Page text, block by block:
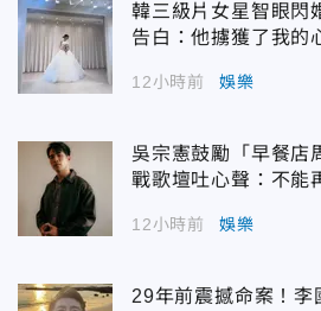
韓三級片女星智眼閃
告白：他擄獲了我的
12小時前 娛樂
吳宗憲鼓勵「早餐店
戰歌壇吐心聲：不能
12小時前 娛樂
29年前震撼命案！李